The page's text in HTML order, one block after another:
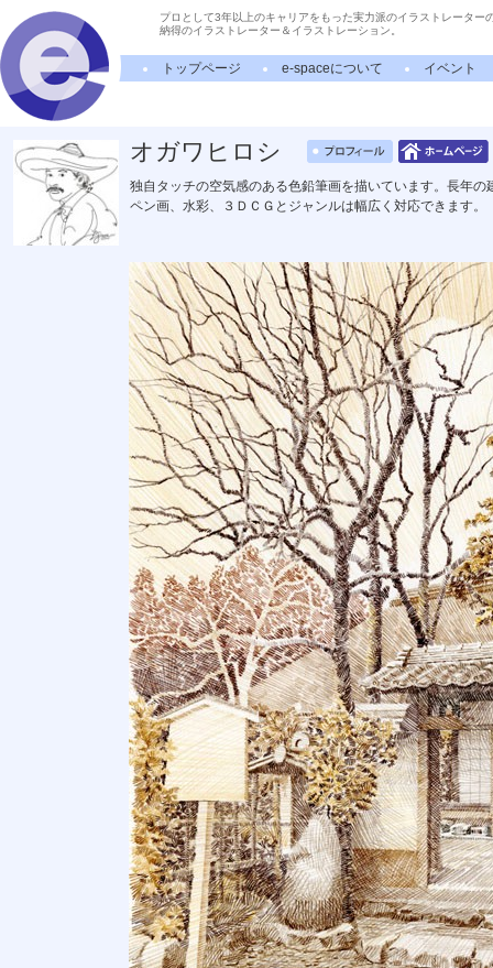
プロとして3年以上のキャリアをもった実力派のイラストレーター
納得のイラストレーター＆イラストレーション。
トップページ e-spaceについて イベント
オガワヒロシ
独自タッチの空気感のある色鉛筆画を描いています。長年
ペン画、水彩、３ＤＣＧとジャンルは幅広く対応できます。